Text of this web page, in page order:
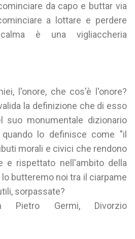
da capo e buttar via
a lottare e perdere
è una vigliaccheria
l'onore, che cos'è l'onore?
la definizione che di esso
suo monumentale dizionario
quando lo definisce come "il
morali e civici che rendono
e rispettato nell'ambito della
butteremo noi tra il ciarpame
sorpassate?
Germi, Divorzio